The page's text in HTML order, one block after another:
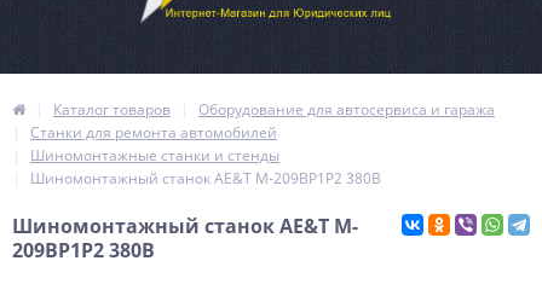
Каталог товаров
Оборудование для автосервиса и гаража
Станки для ремонта автомобилей
Шиномонтажные станки и стенды
Шиномонтажный станок AE&T M-209BP1P2 380В
Шиномонтажный станок AE&T M-
209BP1P2 380В